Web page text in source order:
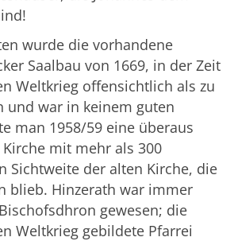
wurde die vorhandene
Saalbau von 1669, in der Zeit
Weltkrieg offensichtlich als zu
und war in keinem guten
man 1958/59 eine überaus
mit mehr als 300
Sichtweite der alten Kirche, die
blieb. Hinzerath war immer
gewesen; die
Weltkrieg gebildete Pfarrei